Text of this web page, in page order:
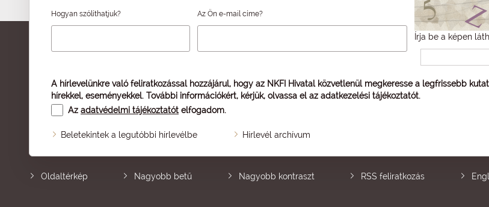
Hogyan szólíthatjuk? Az Ön e-mail címe?
Írja be a képen
A hírlevelünkre való feliratkozással hozzájárul, hogy az NKFI Hivatal közvetlenül megkeresse a legfrissebb
hírekkel, eseményekkel. További információkért, kérjük, olvassa el az adatkezelési tájékoztatót.
Az adatvédelmi tájékoztatót elfogadom.
Beletekintek a legutóbbi hírlevélbe Hírlevél archívum
Oldaltérkép Nagyobb betű Nagyobb kontraszt RSS feliratkozás